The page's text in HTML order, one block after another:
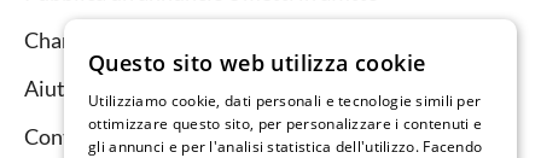
Channel Manager
Aiuto per i locatori
Contatto
Questo sito web utilizza cookie
Utilizziamo cookie, dati personali e tecnologie simili per
ottimizzare questo sito, per personalizzare i contenuti e
gli annunci e per l'analisi statistica dell'utilizzo. Facendo